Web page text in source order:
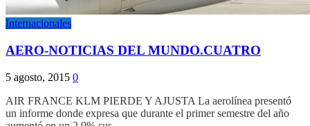
Internacionales
AERO-NOTICIAS DEL MUNDO.CUATRO
5 agosto, 2015 0
AIR FRANCE KLM PIERDE Y AJUSTA La aerolínea presentó
un informe donde expresa que durante el primer semestre del año